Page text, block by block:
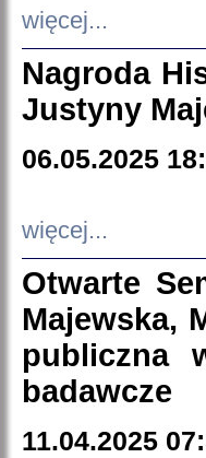
więcej...
Nagroda
Justyny
06.05.2025
więcej...
Otwarte
Majewska,
publiczna
badawcze
11.04.2025